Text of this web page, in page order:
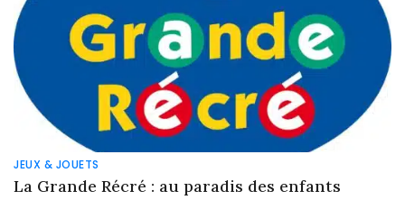
JEUX & JOUETS
La Grande Récré : au paradis des enfants